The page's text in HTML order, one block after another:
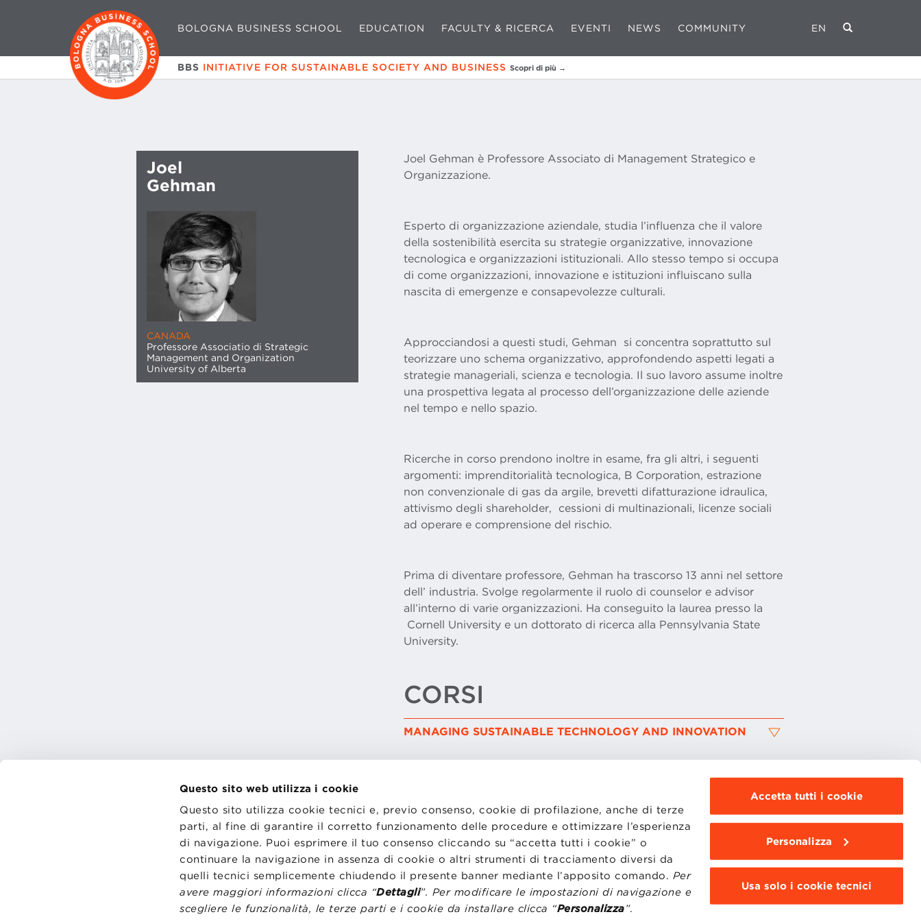
Questo sito web utilizza i cookie
Questo sito utilizza cookie tecnici e, previo consenso, cookie di profilazione, anche di terze
parti, al fine di garantire il corretto funzionamento delle procedure e ottimizzare l’esperienza
di navigazione. Puoi esprimere il tuo consenso cliccando su “accetta tutti i cookie” o
continuare la navigazione in assenza di cookie o altri strumenti di tracciamento diversi da
quelli tecnici semplicemente chiudendo il presente banner mediante l’apposito comando. Per
avere maggiori informazioni clicca “Dettagli”. Per modificare le impostazioni di navigazione e
scegliere le funzionalità, le terze parti e i cookie da installare clicca “Personalizza”.
Accetta tutti i cookie
Personalizza
Usa solo i cookie tecnici
BOLOGNA BUSINESS SCHOOL EDUCATION FACULTY & RICERCA EVENTI NEWS COMMUNITY EN
BBS INITIATIVE FOR SUSTAINABLE SOCIETY AND BUSINESS Scopri di più →
Joel
Gehman
CANADA
Professore Associatio di Strategic
Management and Organization
University of Alberta
Joel Gehman è Professore Associato di Management Strategico e
Organizzazione.
Esperto di organizzazione aziendale, studia l’influenza che il valore
della sostenibilità esercita su strategie organizzative, innovazione
tecnologica e organizzazioni istituzionali. Allo stesso tempo si occupa
di come organizzazioni, innovazione e istituzioni influiscano sulla
nascita di emergenze e consapevolezze culturali.
Approcciandosi a questi studi, Gehman si concentra soprattutto sul
teorizzare uno schema organizzativo, approfondendo aspetti legati a
strategie manageriali, scienza e tecnologia. Il suo lavoro assume inoltre
una prospettiva legata al processo dell’organizzazione delle aziende
nel tempo e nello spazio.
Ricerche in corso prendono inoltre in esame, fra gli altri, i seguenti
argomenti: imprenditorialità tecnologica, B Corporation, estrazione
non convenzionale di gas da argile, brevetti difatturazione idraulica,
attivismo degli shareholder, cessioni di multinazionali, licenze sociali
ad operare e comprensione del rischio.
Prima di diventare professore, Gehman ha trascorso 13 anni nel settore
dell’ industria. Svolge regolarmente il ruolo di counselor e advisor
all’interno di varie organizzazioni. Ha conseguito la laurea presso la
Cornell University e un dottorato di ricerca alla Pennsylvania State
University.
CORSI
MANAGING SUSTAINABLE TECHNOLOGY AND INNOVATION
CONTATTI
TRASPARENZA
PRIVACY
PREFERENZE COOKIE
LAVORA CON NOI
STATUTO
WHISTLEBLOWING
WEBMAIL
BBS COMMUNITY PORTAL
PRESS